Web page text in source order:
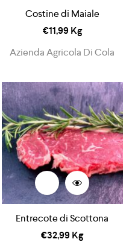
Costine di Maiale
€11,99 Kg
Azienda Agricola Di Cola
Entrecote di Scottona
€32,99 Kg